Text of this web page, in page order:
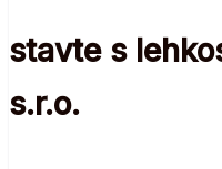
stavte s
s.r.o.